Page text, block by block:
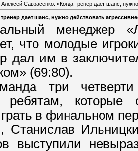
Алексей Саврасенко: «Когда тренер дает шанс,
дает шанс, нужно действовать
менеджер
что молодые
дал им в
(69:80).
три
ребятам,
в финальном
Станислав
выступили